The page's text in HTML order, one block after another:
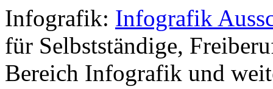
Infografik: Infografik
für Selbstständige,
Bereich Infografik und